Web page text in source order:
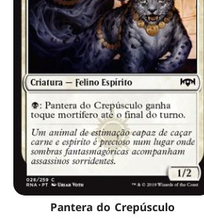
Pantera do Crepúsculo